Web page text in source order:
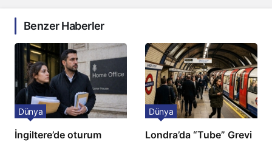
Benzer Haberler
İngiltere’de oturum
Dünya
Londra’da “Tube” Grevi
Dünya